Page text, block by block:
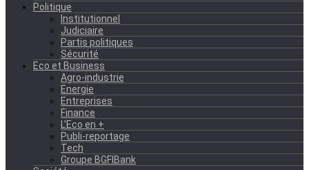
Politique
Institutionnel
Judiciaire
Partis politiques
Sécurité
Eco et Business
Agro-industrie
Energie
Entreprises
Finance
L’Eco en +
Publi-reportage
Tech
Groupe BGFIBank